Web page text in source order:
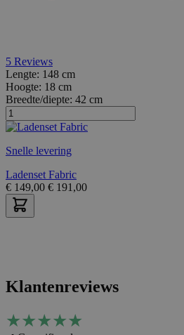
5 Reviews
Lengte: 148 cm
Hoogte: 18 cm
Breedte/diepte: 42 cm
Snelle levering
Ladenset Fabric
€ 149,00 € 191,00
Klantenreviews
★★★★★